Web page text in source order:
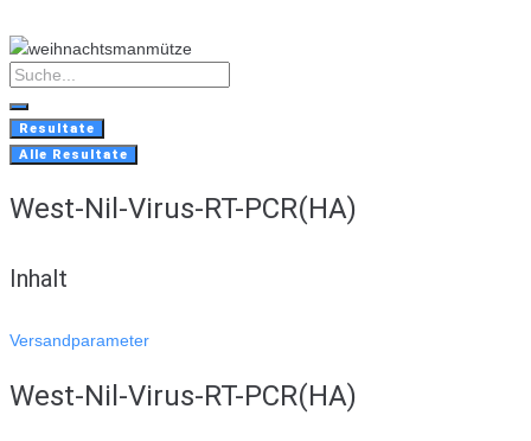
to
content
Search
...
Resultate
Alle Resultate
West-Nil-Virus-RT-PCR(HA)
Inhalt
Versandparameter
West-Nil-Virus-RT-PCR(HA)